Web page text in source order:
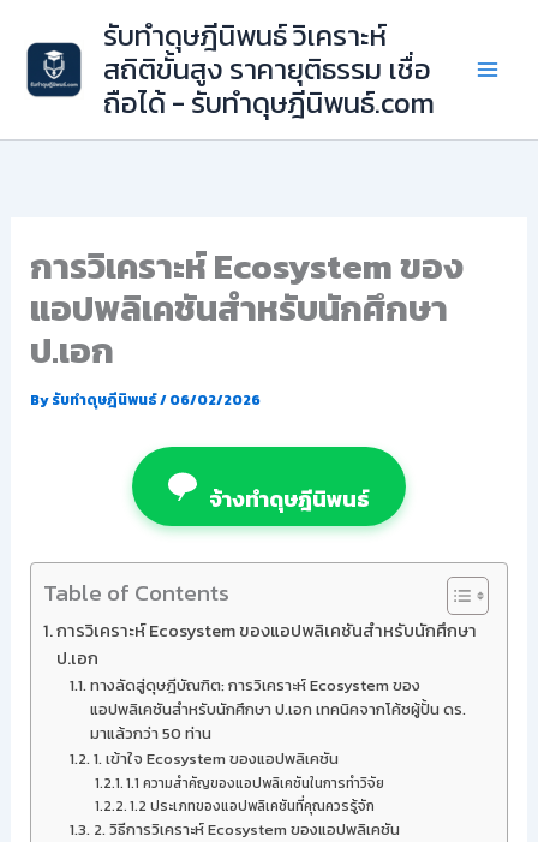
content
รับทำดุษฎีนิพนธ์ วิเคราะห์
สถิติขั้นสูง ราคายุติธรรม เชื่อ
ถือได้ - รับทำดุษฎีนิพนธ์.com
การวิเคราะห์ Ecosystem ของ
แอปพลิเคชันสำหรับนักศึกษา
ป.เอก
Byรับทำดุษฎีนิพนธ์/06/02/2026
จ้างทำดุษฎีนิพนธ์
Table of Contents
การวิเคราะห์ Ecosystem ของแอปพลิเคชันสำหรับนักศึกษา
ป.เอก
ทางลัดสู่ดุษฎีบัณฑิต: การวิเคราะห์ Ecosystem ของ
แอปพลิเคชันสำหรับนักศึกษา ป.เอก เทคนิคจากโค้ชผู้ปั้น ดร.
มาแล้วกว่า 50 ท่าน
1. เข้าใจ Ecosystem ของแอปพลิเคชัน
1.1 ความสำคัญของแอปพลิเคชันในการทำวิจัย
1.2 ประเภทของแอปพลิเคชันที่คุณควรรู้จัก
2. วิธีการวิเคราะห์ Ecosystem ของแอปพลิเคชัน